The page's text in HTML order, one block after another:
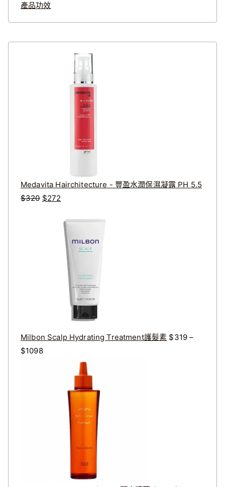
產品功效
Medavita Hairchitecture - 豐盈水潤保濕凝露 PH 5.5
$320 原
$272
價
格
：
Milbon Scalp Hydrating Treatment護髮素 $319 –
$1098價